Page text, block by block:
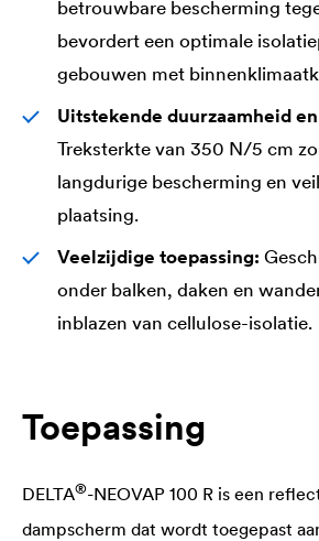
betrouwbare bescherming
bevordert een optimale
gebouwen met
Uitstekende duurzaamheid
Treksterkte van 350 N/5 cm
langdurige bescherming en
plaatsing.
Veelzijdige toepassing:
onder balken, daken en
inblazen van cellulose-isolatie.
Toepassing
DELTA®-NEOVAP 100 R is een
dampscherm dat wordt toegepast